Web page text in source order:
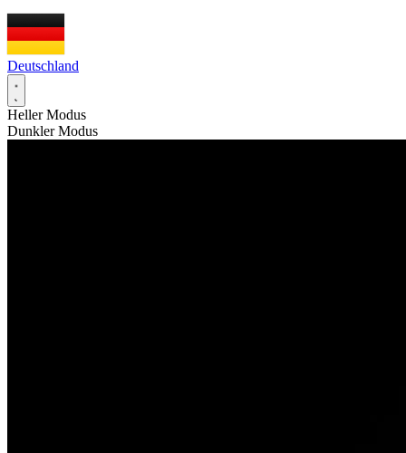
Deutschland
Heller Modus
Dunkler Modus